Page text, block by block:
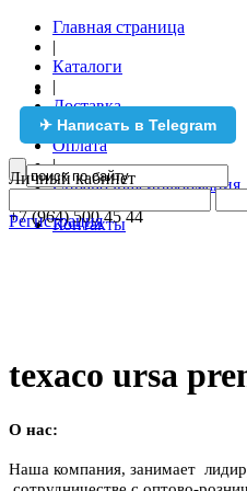
Главная страница
|
Каталоги
|
Доставка
Оплата
|
Справочная информация
Контакты
+7 (964) 500 45 44
✈ Написать в Telegram
Личный кабинет
Регистрация
texaco ursa
О нас:
Наша компания, занимает